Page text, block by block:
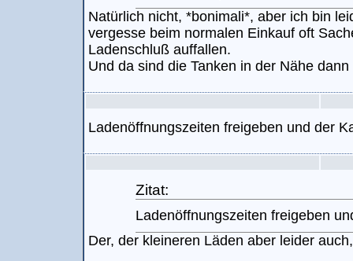
Natürlich nicht, *bonimali*, aber ich bin
vergesse beim normalen Einkauf oft
Ladenschluß auffallen.
Und da sind die Tanken in der Nähe
Ladenöffnungszeiten freigeben und der
Zitat:
Ladenöffnungszeiten freigeben
Der, der kleineren Läden aber leider